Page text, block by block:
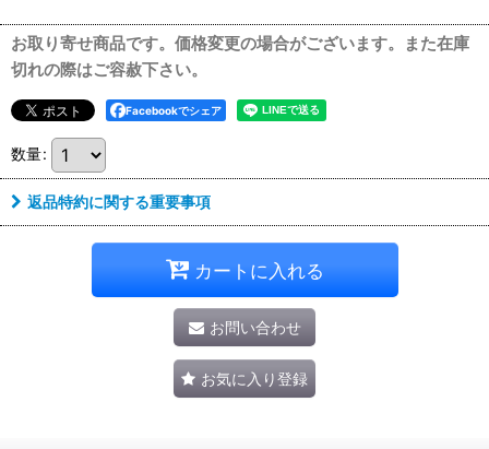
お取り寄せ商品です。価格変更の場合がございます。また在庫
切れの際はご容赦下さい。
Facebookでシェア
数量:
返品特約に関する重要事項
カートに入れる
お問い合わせ
お気に入り登録